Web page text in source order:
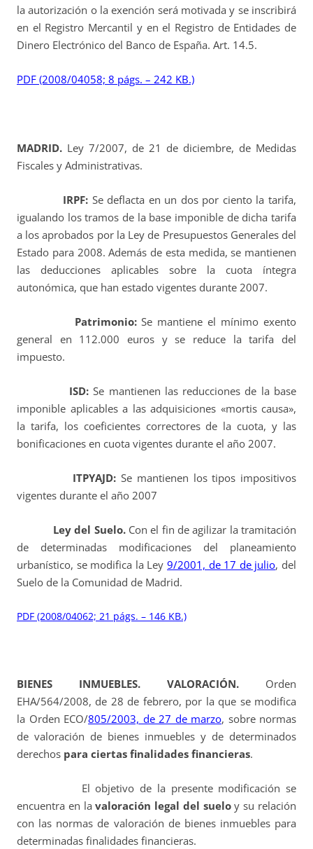
la autorización o la exención será motivada y se inscribirá
en el Registro Mercantil y en el Registro de Entidades de
Dinero Electrónico del Banco de España. Art. 14.5.
PDF (2008/04058; 8 págs. – 242 KB.)
MADRID. Ley 7/2007, de 21 de diciembre, de Medidas
Fiscales y Administrativas.
IRPF: Se deflacta en un dos por ciento la tarifa,
igualando los tramos de la base imponible de dicha tarifa
a los aprobados por la Ley de Presupuestos Generales del
Estado para 2008. Además de esta medida, se mantienen
las deducciones aplicables sobre la cuota íntegra
autonómica, que han estado vigentes durante 2007.
Patrimonio:Se mantiene el mínimo exento
general en 112.000 euros y se reduce la tarifa del
impuesto.
ISD: Se mantienen las reducciones de la base
imponible aplicables a las adquisiciones «mortis causa»,
la tarifa, los coeficientes correctores de la cuota, y las
bonificaciones en cuota vigentes durante el año 2007.
ITPYAJD: Se mantienen los tipos impositivos
vigentes durante el año 2007
Ley del Suelo.Con el fin de agilizar la tramitación
de determinadas modificaciones del planeamiento
urbanístico, se modifica la Ley 9/2001, de 17 de julio, del
Suelo de la Comunidad de Madrid.
PDF (2008/04062; 21 págs. – 146 KB.)
BIENES INMUEBLES. VALORACIÓN. Orden
EHA/564/2008, de 28 de febrero, por la que se modifica
la Orden ECO/805/2003, de 27 de marzo, sobre normas
de valoración de bienes inmuebles y de determinados
derechos para ciertas finalidades financieras.
El objetivo de la presente modificación se
encuentra en lavaloración legal del sueloy su relación
con las normas de valoración de bienes inmuebles para
determinadas finalidades financieras.